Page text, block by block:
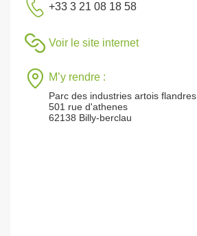
+33 3 21 08 18 58
Voir le site internet
M’y rendre :
Parc des industries artois flandres
501 rue d'athenes
62138 Billy-berclau